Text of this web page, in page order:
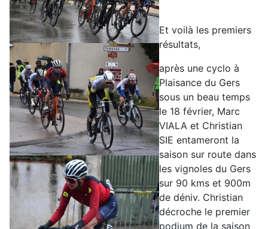
Et voilà les premiers
résultats,
après une cyclo à
Plaisance du Gers
sous un beau temps
le 18 février, Marc
VIALA et Christian
SIE entameront la
saison sur route dans
les vignoles du Gers
sur 90 kms et 900m
de déniv. Christian
décroche le premier
podium de la saison